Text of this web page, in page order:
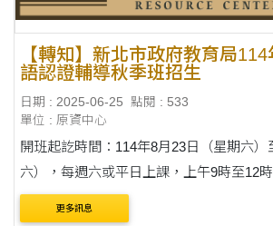
【轉知】新北市政府教育局
語認證輔導秋季班招生
日期 : 2025-06-25
點閱 : 533
單位 : 原資中心
開班起訖時間：114年8月23日（星期六）
六），每週六或平日上課，上午9時至12
平日晚上。
更多訊息